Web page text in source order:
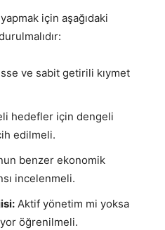
için aşağıdaki
ve sabit getirili kıymet
hedefler için dengeli
edilmeli.
benzer ekonomik
incelenmeli.
Aktif yönetim mi yoksa
öğrenilmeli.